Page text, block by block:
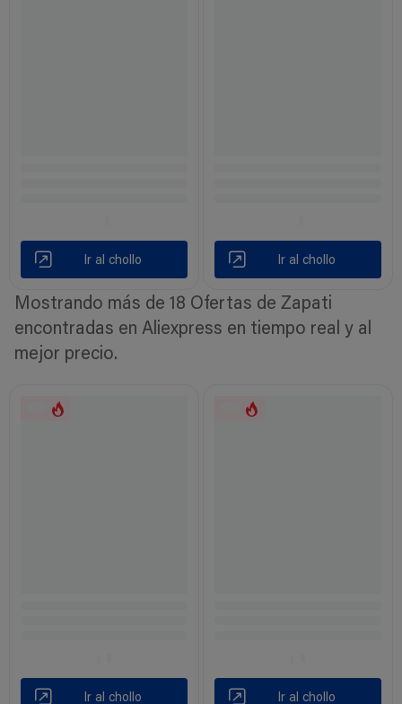
Ir al chollo Ir al chollo
Mostrando más de 18 Ofertas de Zapati
encontradas en Aliexpress en tiempo real y al
mejor precio.
Ir al chollo Ir al chollo